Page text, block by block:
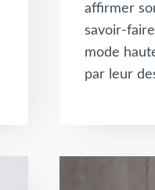
affirmer
savoir-
mode
par leur